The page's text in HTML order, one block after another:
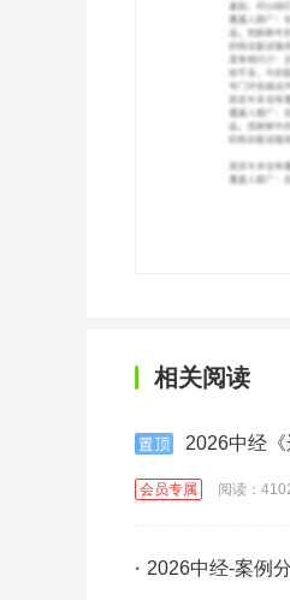
相关阅读
2026中经
会员专属 阅读：
· 2026中经-案例